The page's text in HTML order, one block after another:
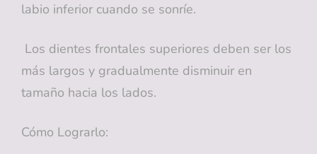
labio inferior cuando se sonríe.
Los dientes frontales superiores deben ser los
más largos y gradualmente disminuir en
tamaño hacia los lados.
Cómo Lograrlo: